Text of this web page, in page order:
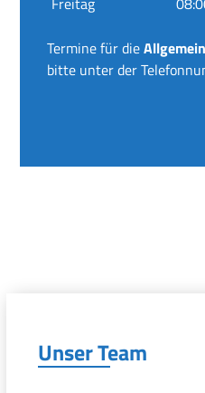
Termine für die
bitte unter der
Unser Team